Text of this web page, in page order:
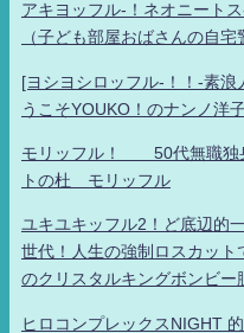
アキヨッフル-！ネオニート
（子ども部屋おばさんの自宅
[ヨシヨシロッフル-！！-素浪
うこそYOUKO！のナンノ洋
モリッフル！ 50代無職独
トの杜 モリッフル
ユキユキッフル2！ど底辺的
世代！人生の強制ロスカット
のクリスタルキングボンビー
ヒロコンプレックスNIGHT